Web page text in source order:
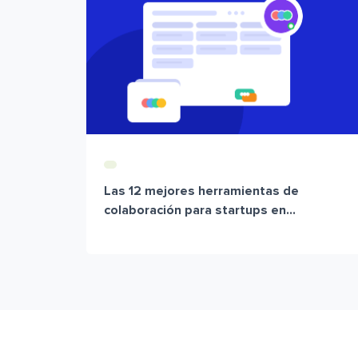
Las 12 mejores herramientas de
colaboración para startups en...